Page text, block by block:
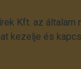
Kft. az általam
kezelje és